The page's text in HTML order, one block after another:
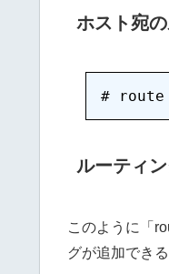
ホスト宛
ルーティ
このように「
グが追加でき